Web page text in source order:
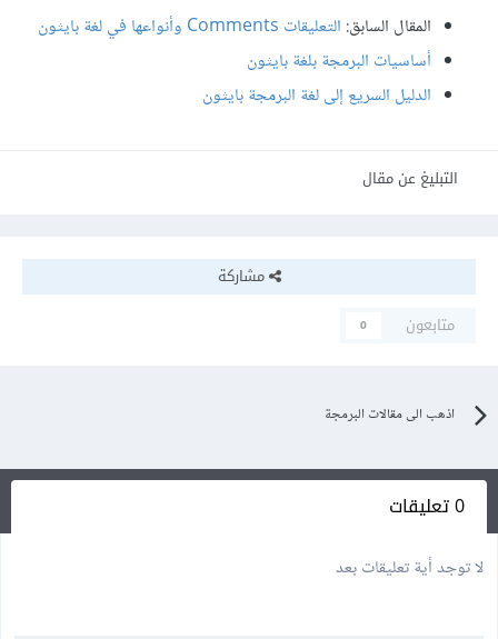
المقال السابق: التعليقات Comments وأنواعها في لغة بايثون
أساسيات البرمجة بلغة بايثون
الدليل السريع إلى لغة البرمجة بايثون
التبليغ عن مقال
مشاركة
متابعون
0
اذهب الى مقالات البرمجة
0 تعليقات
لا توجد أية تعليقات بعد